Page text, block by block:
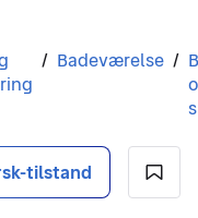
/ Badeværelse /
tilstand